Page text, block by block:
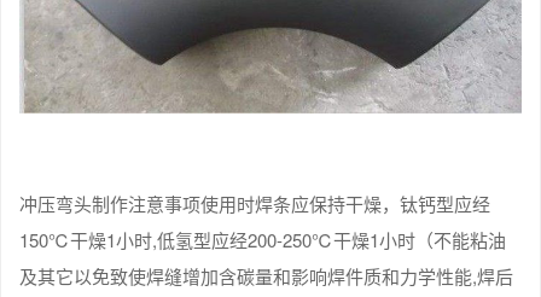
冲压弯头制作注意事项使用时焊条应保持干燥，钛钙型应经
150℃干燥1小时,低氢型应经200-250℃干燥1小时（不能粘油
及其它以免致使焊缝增加含碳量和影响焊件质和力学性能,焊后